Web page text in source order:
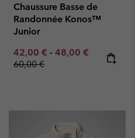
Chaussure Basse de
Randonnée Konos™
Junior
Minimum sale price:
42,00 € - Maximum sale
48,00 € Regular
60,00 €